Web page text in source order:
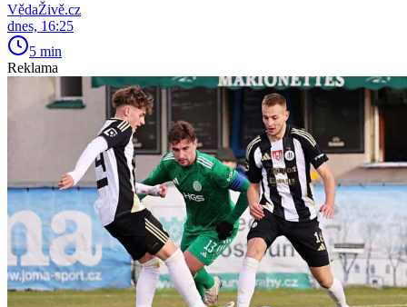
VědaŽivě.cz
dnes, 16:25
5 min
Reklama